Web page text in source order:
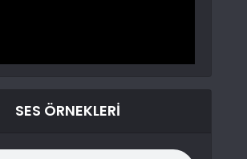
SES ÖRNEKLERI